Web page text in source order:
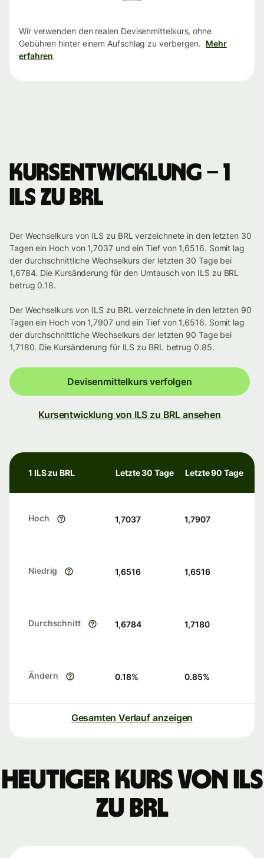
Wir verwenden den realen Devisenmittelkurs, ohne
Gebühren hinter einem Aufschlag zu verbergen. Mehr
erfahren
Kursentwicklung – 1
ILS zu BRL
Der Wechselkurs von ILS zu BRL verzeichnete in den letzten 30
Tagen ein Hoch von 1,7037 und ein Tief von 1,6516. Somit lag
der durchschnittliche Wechselkurs der letzten 30 Tage bei
1,6784. Die Kursänderung für den Umtausch von ILS zu BRL
betrug 0.18.
Der Wechselkurs von ILS zu BRL verzeichnete in den letzten 90
Tagen ein Hoch von 1,7907 und ein Tief von 1,6516. Somit lag
der durchschnittliche Wechselkurs der letzten 90 Tage bei
1,7180. Die Kursänderung für ILS zu BRL betrug 0.85.
Devisenmittelkurs verfolgen
Kursentwicklung von ILS zu BRL ansehen
1 ILS zu BRL Letzte 30 Tage Letzte 90 Tage
Hoch 1,7037 1,7907
Niedrig 1,6516 1,6516
Durchschnitt 1,6784 1,7180
Ändern 0.18% 0.85%
Gesamten Verlauf anzeigen
Heutiger Kurs von ILS
zu BRL